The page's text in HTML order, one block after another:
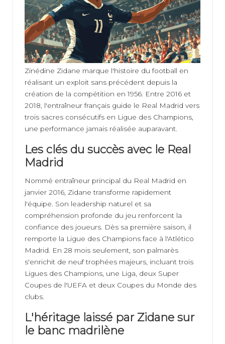
Zinédine Zidane marque l'histoire du football en
réalisant un exploit sans précédent depuis la
création de la compétition en 1956. Entre 2016 et
2018, l'entraîneur français guide le Real Madrid vers
trois sacres consécutifs en Ligue des Champions,
une performance jamais réalisée auparavant.
Les clés du succès avec le Real
Madrid
Nommé entraîneur principal du Real Madrid en
janvier 2016, Zidane transforme rapidement
l'équipe. Son leadership naturel et sa
compréhension profonde du jeu renforcent la
confiance des joueurs. Dès sa première saison, il
remporte la Ligue des Champions face à l'Atlético
Madrid. En 28 mois seulement, son palmarès
s'enrichit de neuf trophées majeurs, incluant trois
Ligues des Champions, une Liga, deux Super
Coupes de l'UEFA et deux Coupes du Monde des
clubs.
L'héritage laissé par Zidane sur
le banc madrilène